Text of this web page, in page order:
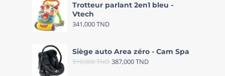
Trotteur parlant 2en1 bleu -
Vtech
341,000TND
Siège auto Area zéro - Cam Spa
510,000TND 387,000TND